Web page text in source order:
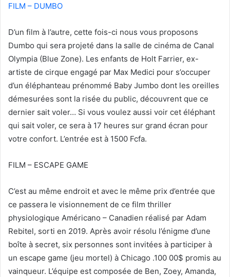
FILM – DUMBO
D’un film à l’autre, cette fois-ci nous vous proposons
Dumbo qui sera projeté dans la salle de cinéma de Canal
Olympia (Blue Zone). Les enfants de Holt Farrier, ex-
artiste de cirque engagé par Max Medici pour s’occuper
d’un éléphanteau prénommé Baby Jumbo dont les oreilles
démesurées sont la risée du public, découvrent que ce
dernier sait voler… Si vous voulez aussi voir cet éléphant
qui sait voler, ce sera à 17 heures sur grand écran pour
votre confort. L’entrée est à 1500 Fcfa.
FILM – ESCAPE GAME
C’est au même endroit et avec le même prix d’entrée que
ce passera le visionnement de ce film thriller
physiologique Américano – Canadien réalisé par Adam
Rebitel, sorti en 2019. Après avoir résolu l’énigme d’une
boîte à secret, six personnes sont invitées à participer à
un escape game (jeu mortel) à Chicago .100 00$ promis au
vainqueur. L’équipe est composée de Ben, Zoey, Amanda,